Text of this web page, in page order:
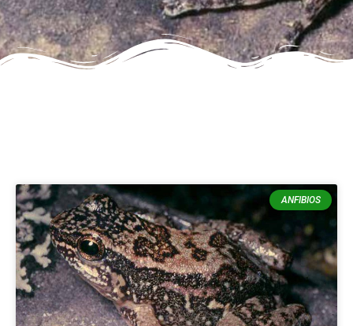
ANFIBIOS